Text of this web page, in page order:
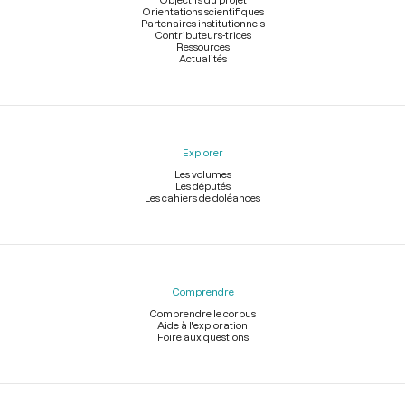
Orientations scientifiques
Partenaires institutionnels
Contributeurs-trices
Ressources
Actualités
Explorer
Les volumes
Les députés
Les cahiers de doléances
Comprendre
Comprendre le corpus
Aide à l'exploration
Foire aux questions